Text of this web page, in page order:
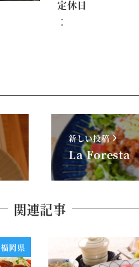
定休日
：
新しい投稿
La Foresta
関連記事
福岡県